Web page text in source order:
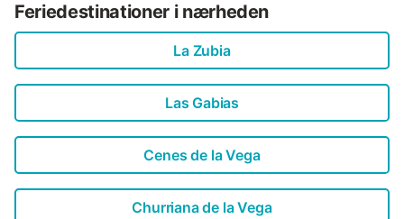
Feriedestinationer i nærheden
La Zubia
Las Gabias
Cenes de la Vega
Churriana de la Vega